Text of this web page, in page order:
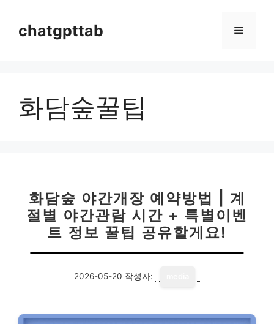
chatgpttab 메
화담숲꿀팁
화담숲 야간개장 예약방법 | 계
절별 야간관람 시간 + 특별이벤
트 정보 꿀팁 공유할게요!
2026-05-20 작성자: